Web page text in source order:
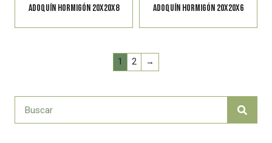
ADOQUÍN HORMIGÓN 20X20X8 ADOQUÍN HORMIGÓN 20X20X6
1 2 →